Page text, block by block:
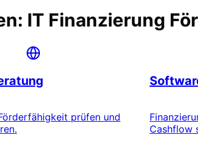
IT Finanzierung
prüfen und
Cashflow